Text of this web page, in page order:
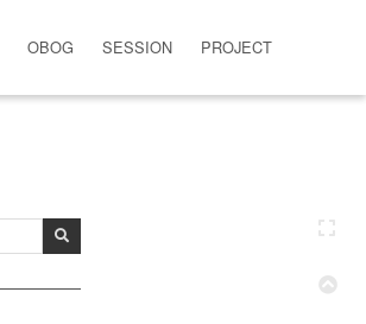
OBOG SESSION PROJECT